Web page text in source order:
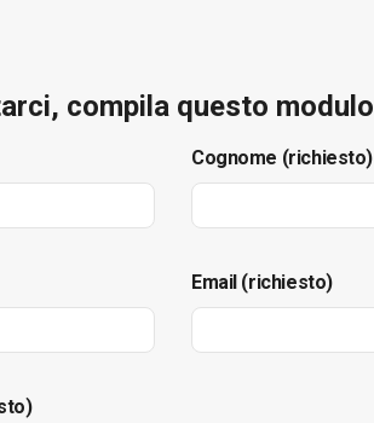
compila questo modulo
Cognome (richiesto)
Email (richiesto)